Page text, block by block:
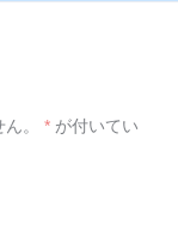
。 * が付いてい